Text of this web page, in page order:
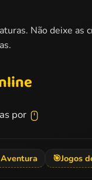
Não deixe
por
🎯Jogos